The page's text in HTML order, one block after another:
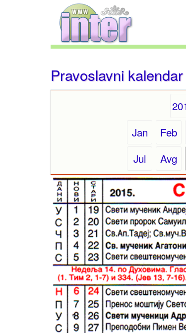
Pravoslavni kalendar
Jan
Feb
Jul
Avg